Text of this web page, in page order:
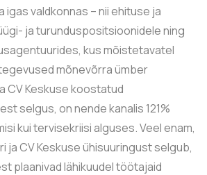
igas valdkonnas – nii ehituse ja
ja turunduspositsioonidele ning
kus mõistetavatel
mõnevõrra ümber
CV Keskuse koostatud
selgus, on nende kanalis 121%
kui tervisekriisi alguses. Veel enam,
ja CV Keskuse ühisuuringust selgub,
plaanivad lähikuudel töötajaid